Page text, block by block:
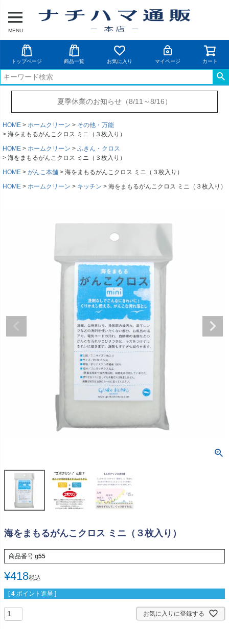
MENU
トップページ 商品一覧 お気に入り マイページ カート
夏季休業のお知らせ（8/11～8/16）
HOME ホームクリーン
その他・万能
海をまもるがんこクロス ミニ（３枚入り）
HOME
ホームクリーン
ふきん・クロス
海をまもるがんこクロス ミニ（３枚入り）
HOME
がんこ本舗
海をまもるがんこクロス ミニ（３枚入り）
HOME
ホームクリーン キッチン 海をまもるがんこクロス ミニ（３枚入り）
海をまもるがんこクロス ミニ（３枚入り）
商品番号 g55
¥418税込
[ 4 ポイント進呈 ]
お気に入りに登録する